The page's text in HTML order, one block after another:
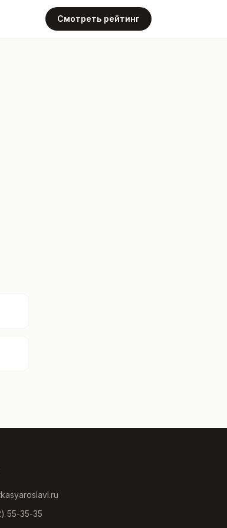
Смотреть рейтинг
55-35-35